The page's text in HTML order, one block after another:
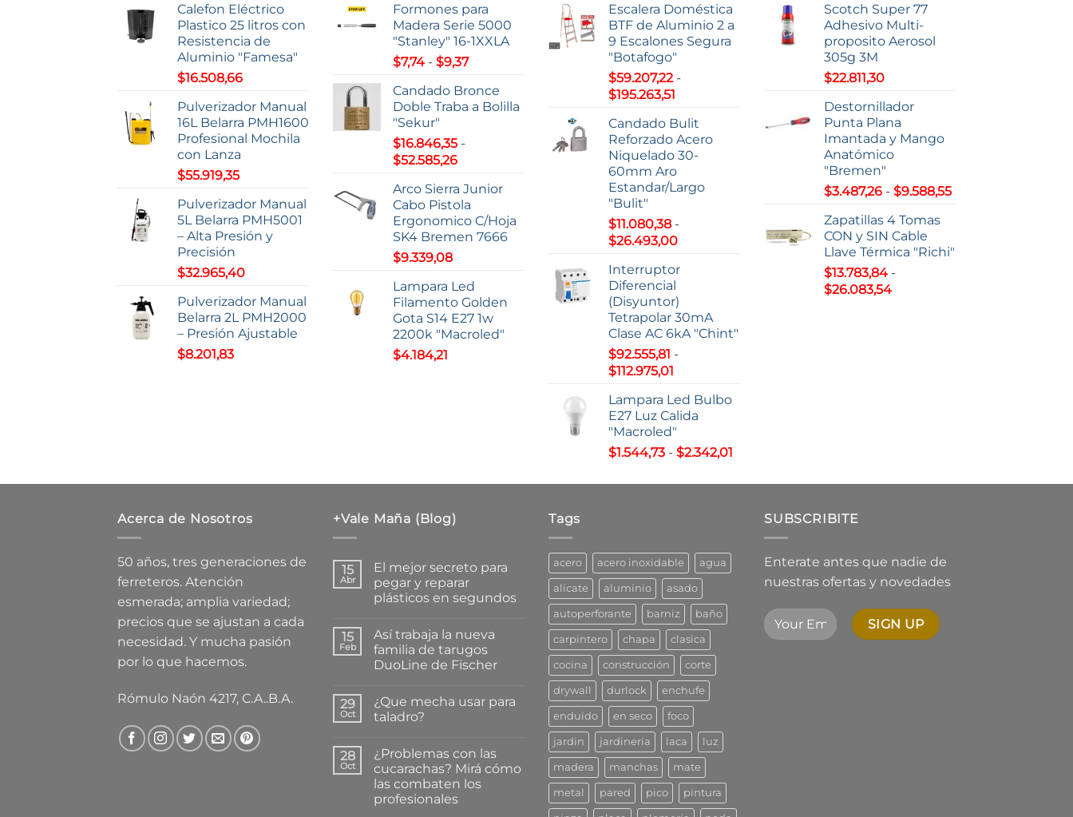
pueden
elegir
producto
elegir
la
pueden
elegir
producto
Calefon Eléctrico
Plastico 25 litros con
Resistencia de
Aluminio "Famesa"
$16.508,66
Pulverizador Manual
16L Belarra PMH1600
Profesional Mochila
con Lanza
$55.919,35
Pulverizador Manual
5L Belarra PMH5001
– Alta Presión y
Precisión
$32.965,40
Pulverizador Manual
Belarra 2L PMH2000
– Presión Ajustable
$8.201,83
Formones para
Madera Serie 5000
"Stanley" 16-1XXLA
$7,74 - $9,37Rango
precios:
desde
Candado Bronce
Doble Traba a Bolilla
"Sekur"
$16.846,35 -
$52.585,26Rango
precios:
desde
$16.846,35
hasta
Arco Sierra Junior
Cabo Pistola
Ergonomico C/Hoja
SK4 Bremen 7666
$9.339,08
Lampara Led
Filamento Golden
Gota S14 E27 1w
2200k "Macroled"
$4.184,21
Escalera Doméstica
BTF de Aluminio 2 a
9 Escalones Segura
"Botafogo"
$59.207,22 -
$195.263,51
precios:
desde
$59.207,22
hasta
$195.263,51
Candado Bulit
Reforzado Acero
Niquelado 30-
60mm Aro
Estandar/Largo
"Bulit"
$11.080,38 -
$26.493,00Rango
precios:
$11.080,38
hasta
$26.493,00
Interruptor
Diferencial
(Disyuntor)
Tetrapolar 30mA
Clase AC 6kA "Chint"
$92.555,81 -
$112.975,01
precios:
desde
hasta
Lampara Led Bulbo
E27 Luz Calida
"Macroled"
$1.544,73 - $2.342,01
precios:
$1.544,73
hasta
Scotch Super 77
Adhesivo Multi-
proposito Aerosol
305g 3M
$22.811,30
Destornillador
Punta Plana
Imantada y Mango
Anatómico
"Bremen"
$3.487,26 - $9.588,55Rango
Zapatillas 4 Tomas
CON y SIN Cable
Llave Térmica "Richi"
$13.783,84 -
$26.083,54Rango
Acerca de Nosotros
50 años, tres generaciones de
ferreteros. Atención
esmerada; amplia variedad;
precios que se ajustan a cada
necesidad. Y mucha pasión
por lo que hacemos.
Rómulo Naón 4217, C.A..B.A.
+Vale Maña (Blog)
15
Abr
El mejor secreto para
pegar y reparar
plásticos en segundos
comentarios
en
El
mejor
pegar
y
reparar
segundos
15
Feb
Así trabaja la nueva
familia de tarugos
DuoLine de Fischer
comentarios
en
Así
nueva
familia
de
tarugos
DuoLine
de
29
Oct
¿Que mecha usar para
taladro?
comentarios
en
¿Que
mecha
usar
para
28
Oct
¿Problemas con las
cucarachas? Mirá cómo
las combaten los
profesionales
Tags
acero acero inoxidable agua
alicate aluminio asado
autoperforante barniz baño
carpintero chapa clasica
cocina construcción corte
drywall durlock enchufe
enduido en seco foco
jardin jardineria laca luz
madera manchas mate
metal pared pico pintura
SUBSCRIBITE
Enterate antes que nadie de
nuestras ofertas y novedades